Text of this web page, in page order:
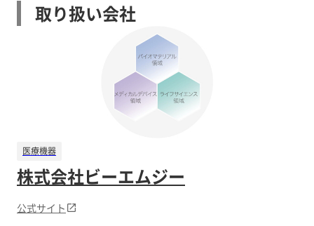
取り扱い会社
医療機器
株式会社ビーエムジー
公式サイト